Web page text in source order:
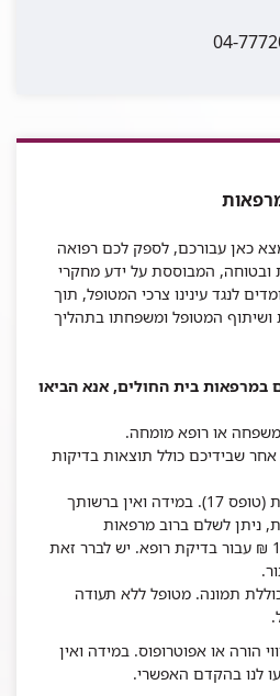
04-
כאן עבורכם, לספק לכם רפואה
ובטוחה, המבוססת על ידע מחקרי
לנגד עינינו צרכי המטופל, תוך
המטופל ומשפחתו בתהליך
במרפאות בית החולים, אנא הביאו
או רופא מומחה.
שבידיכם כולל תוצאות בדיקות
התחייבות כספית (טופס 17). במידה ואין ברשותך
ניתן לשלם ברוב מרפאות
בית החולים 150 ₪ עבור בדיקת רופא. יש לברר זאת
תמונה. מטופל ללא תעודה
.
. במידה ואין
לנו בהקדם האפשרי.